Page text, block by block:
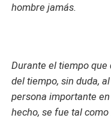
hombre jamás.
Durante el tiempo
del tiempo, sin duda,
persona importante
hecho, se fue tal